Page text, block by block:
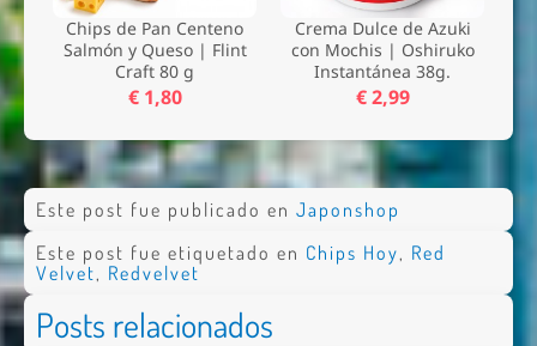
Chips de Pan Centeno
Salmón y Queso | Flint
Craft 80 g
€ 1,80
Crema Dulce de Azuki
con Mochis | Oshiruko
Instantánea 38g.
€ 2,99
Este post fue publicado en Japonshop
Este post fue etiquetado en Chips Hoy, Red
Velvet, Redvelvet
Posts relacionados